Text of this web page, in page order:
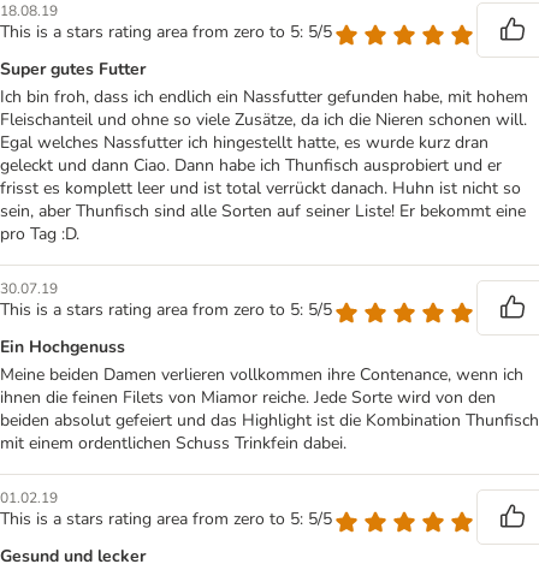
18.08.19
This is a stars rating area from zero to 5: 5/5
Super gutes Futter
Ich bin froh, dass ich endlich ein Nassfutter gefunden habe, mit hohem
Fleischanteil und ohne so viele Zusätze, da ich die Nieren schonen will.
Egal welches Nassfutter ich hingestellt hatte, es wurde kurz dran
geleckt und dann Ciao. Dann habe ich Thunfisch ausprobiert und er
frisst es komplett leer und ist total verrückt danach. Huhn ist nicht so
sein, aber Thunfisch sind alle Sorten auf seiner Liste! Er bekommt eine
pro Tag :D.
30.07.19
This is a stars rating area from zero to 5: 5/5
Ein Hochgenuss
Meine beiden Damen verlieren vollkommen ihre Contenance, wenn ich
ihnen die feinen Filets von Miamor reiche. Jede Sorte wird von den
beiden absolut gefeiert und das Highlight ist die Kombination Thunfisch
mit einem ordentlichen Schuss Trinkfein dabei.
01.02.19
This is a stars rating area from zero to 5: 5/5
Gesund und lecker